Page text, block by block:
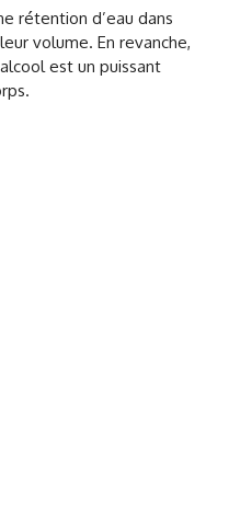
rétention d’eau dans
volume. En revanche,
est un puissant